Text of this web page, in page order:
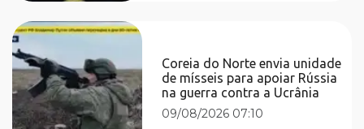
Coreia do Norte envia unidade
de mísseis para apoiar Rússia
na guerra contra a Ucrânia
09/08/2026 07:10